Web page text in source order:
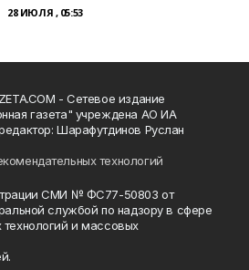
28 ИЮЛЯ , 05:53
- Сетевое издание
газета" учреждена АО ИА
Шарафутдинов Руслан
технологий
СМИ № ФС77-50803 от
службой по надзору в сфере
и массовых